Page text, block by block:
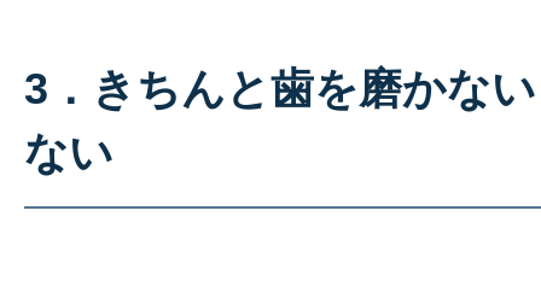
3．きちんと歯を磨かな
ない